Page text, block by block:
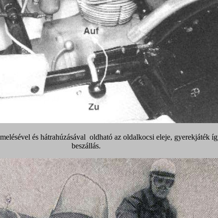
és hátrahúzásával oldható az oldalkocsi eleje, gyerekjáték
beszállás.